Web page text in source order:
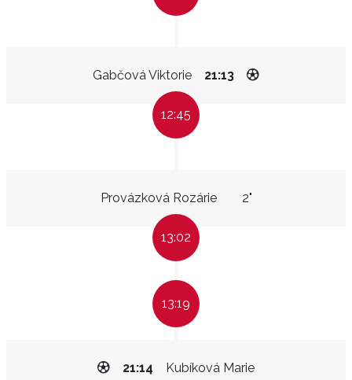
Gabčová Viktorie 21:13
12:45
Provázková Rozárie 2"
13:02
13:19
Kubíková Marie
21:14